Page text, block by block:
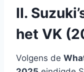
II.
het VK
Volgens de